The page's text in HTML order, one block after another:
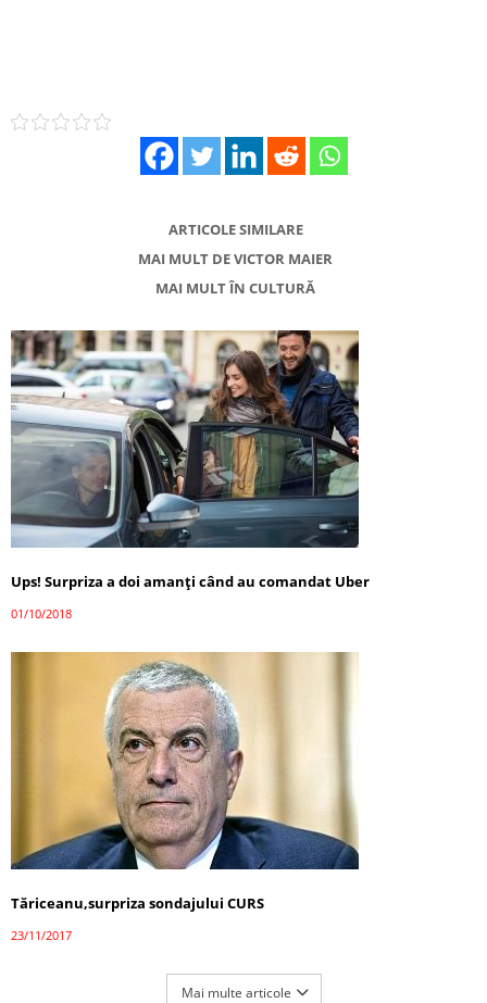
ARTICOLE SIMILARE
MAI MULT DE VICTOR MAIER
MAI MULT ÎN CULTURĂ
Ups! Surpriza a doi amanți când au comandat Uber
01/10/2018
Tăriceanu,surpriza sondajului CURS
23/11/2017
Mai multe articole